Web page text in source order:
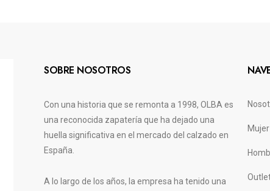
SOBRE NOSOTROS
Con una historia que se remonta a 1998, OLBA es
una reconocida zapatería que ha dejado una
huella significativa en el mercado del calzado en
España.
A lo largo de los años, la empresa ha tenido una
Mujer